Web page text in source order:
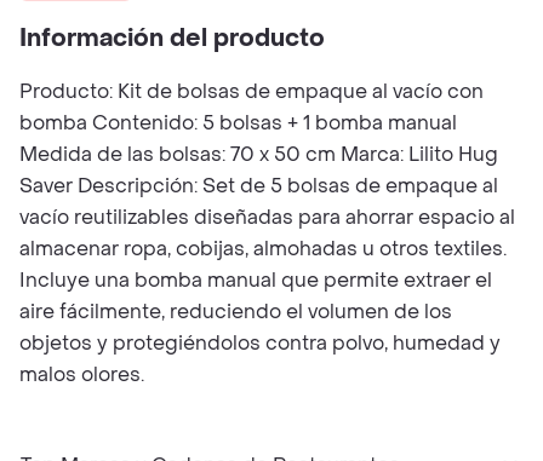
Información del producto
Producto: Kit de bolsas de empaque al vacío con
bomba Contenido: 5 bolsas + 1 bomba manual
Medida de las bolsas: 70 x 50 cm Marca: Lilito Hug
Saver Descripción: Set de 5 bolsas de empaque al
vacío reutilizables diseñadas para ahorrar espacio al
almacenar ropa, cobijas, almohadas u otros textiles.
Incluye una bomba manual que permite extraer el
aire fácilmente, reduciendo el volumen de los
objetos y protegiéndolos contra polvo, humedad y
malos olores.